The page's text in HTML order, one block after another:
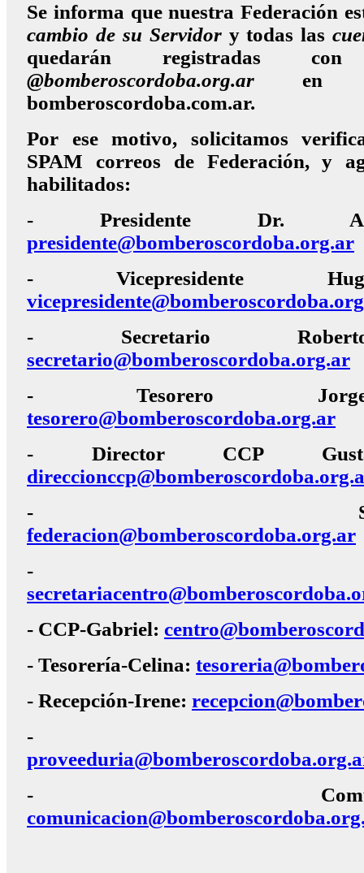
Se informa que nuestra Federación
cambio de su Servidory todas las
quedarán registradas
@bomberoscordoba.org.aren
bomberoscordoba.com.ar.
Por ese motivo, solicitamos
SPAM correos de Federación, y
habilitados:
- Presidente Dr.
presidente@bomberoscordoba.org.ar
- Vicepresidente
- Secretario
secretario@bomberoscordoba.org.ar
- Tesorero
tesorero@bomberoscordoba.org.ar
- Director CCP
- Secretaría-
federacion@bomberoscordoba.org.ar
- CCP-
- CCP-Gabriel:
- Tesorería-Celina:
- Recepción-Irene:
-
-